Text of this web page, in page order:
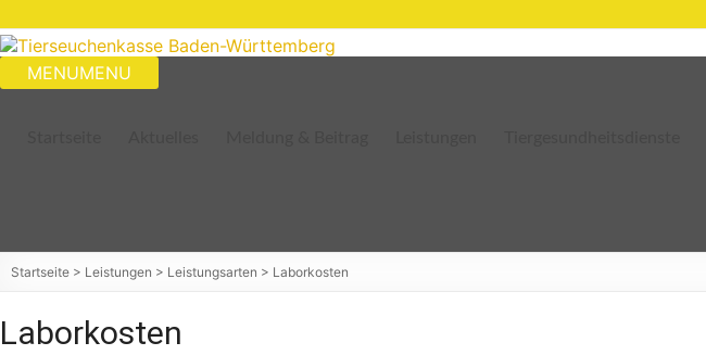
Inhalt
springen
Tierseuchenkasse
MENUMENU
Startseite > Leistungen > Leistungsarten > Laborkosten
Laborkosten